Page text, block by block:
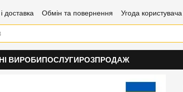
доставка Обмін та повернення Угода користувача
ВИРОБИПОСЛУГИРОЗПРОДАЖ